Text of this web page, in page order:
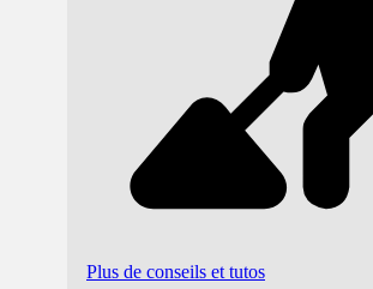
Plus de conseils et tutos